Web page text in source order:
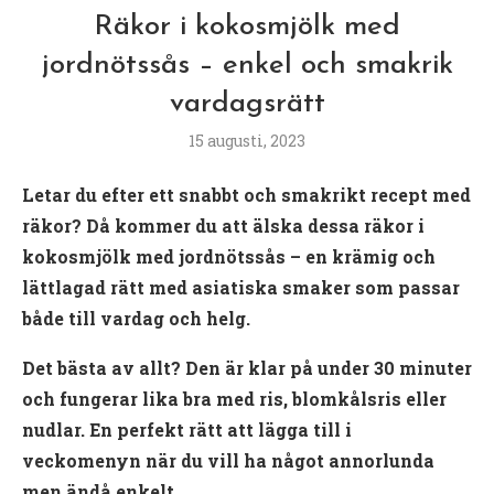
Räkor i kokosmjölk med
jordnötssås – enkel och smakrik
vardagsrätt
15 augusti, 2023
Letar du efter ett snabbt och smakrikt recept med
räkor? Då kommer du att älska dessa räkor i
kokosmjölk med jordnötssås – en krämig och
lättlagad rätt med asiatiska smaker som passar
både till vardag och helg.
Det bästa av allt? Den är klar på under 30 minuter
och fungerar lika bra med ris, blomkålsris eller
nudlar. En perfekt rätt att lägga till i
veckomenyn när du vill ha något annorlunda